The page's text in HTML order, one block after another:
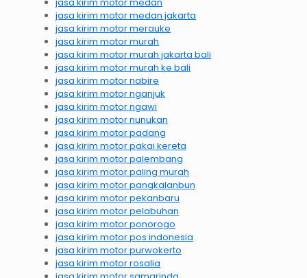
jasa kirim motor medan jakarta
jasa kirim motor merauke
jasa kirim motor murah
jasa kirim motor murah jakarta bali
jasa kirim motor murah ke bali
jasa kirim motor nabire
jasa kirim motor nganjuk
jasa kirim motor ngawi
jasa kirim motor nunukan
jasa kirim motor padang
jasa kirim motor pakai kereta
jasa kirim motor palembang
jasa kirim motor paling murah
jasa kirim motor pangkalanbun
jasa kirim motor pekanbaru
jasa kirim motor pelabuhan
jasa kirim motor ponorogo
jasa kirim motor pos indonesia
jasa kirim motor purwokerto
jasa kirim motor rosalia